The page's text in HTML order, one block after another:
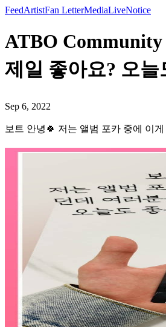
FeedArtistFan LetterMediaLiveNotice
ATBO
제일 좋아요? 오
Sep 6, 2022
보트 안녕🍀 저는 앨범 포카 중에 이